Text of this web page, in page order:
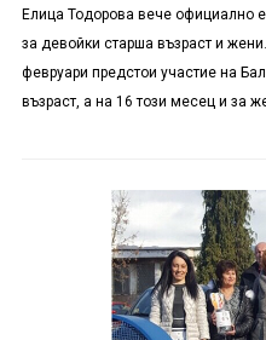
Елица Тодорова вече официално
за девойки старша възраст и
февруари предстои участие на
възраст, а на 16 този месец и за